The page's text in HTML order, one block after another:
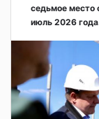
седьмое место
июль 2026